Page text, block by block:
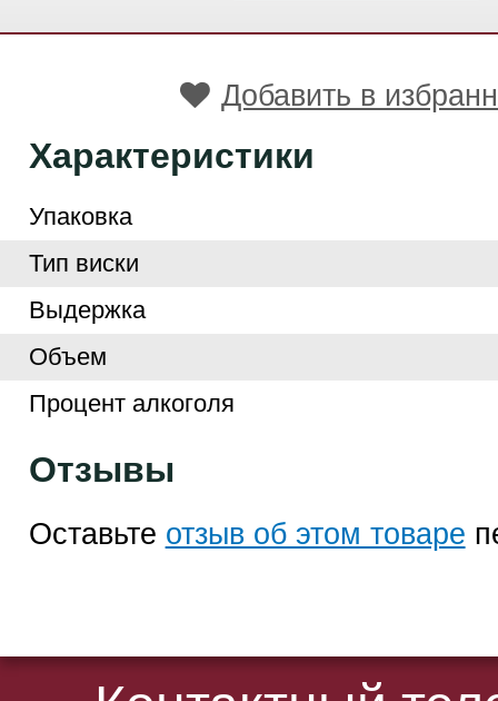
Добавить в
Характеристики
Упаковка
Тип виски
Выдержка
Объем
Процент алкоголя
Отзывы
Оставьте отзыв об этом товаре